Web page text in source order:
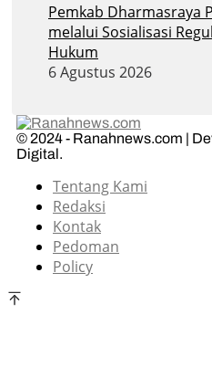
Pemkab Dharmasraya
melalui Sosialisasi
Hukum
6 Agustus 2026
© 2024 - Ranahnews.com |
Digital.
Tentang Kami
Redaksi
Kontak
Pedoman
Policy